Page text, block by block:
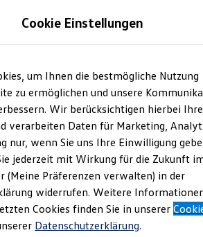
Fahrzeuge
Marktplatz
Cookie Einstellungen
um Ihnen die bestmögliche Nutzung
zu ermöglichen und unsere
Wir berücksichtigen hierbei Ihre
verarbeiten Daten für Marketing,
nur, wenn Sie uns Ihre Einwilligung
jederzeit mit Wirkung für die Zukunft
(Meine Präferenzen verwalten) in der
widerrufen. Weitere
Cookies finden Sie in unserer
Datenschutzerklärung.